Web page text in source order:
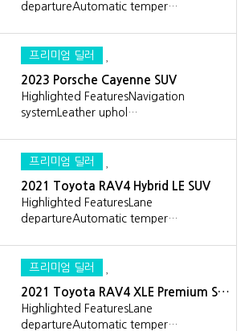
departureAutomatic temper…
프리미엄 딜러
2023 Porsche Cayenne SUV
Highlighted FeaturesNavigation
systemLeather uphol…
프리미엄 딜러
2021 Toyota RAV4 Hybrid LE SUV
Highlighted FeaturesLane
departureAutomatic temper…
프리미엄 딜러
2021 Toyota RAV4 XLE Premium S…
Highlighted FeaturesLane
departureAutomatic temper…